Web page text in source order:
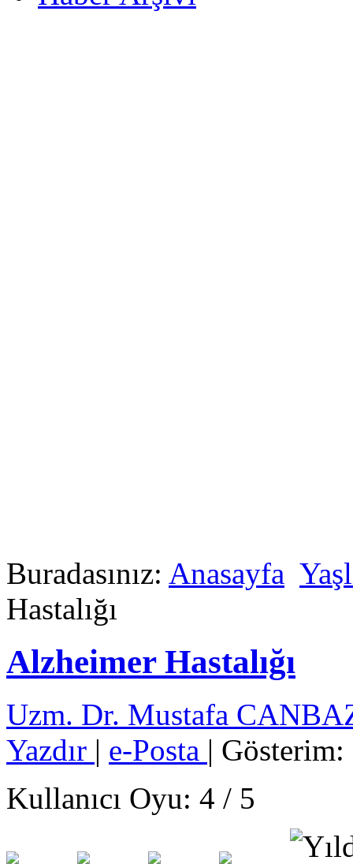
Buradasınız: Anasayfa
Hastalığı
Alzheimer Hastalığı
Uzm. Dr. Mustafa
Yazdır | e-Posta |
Kullanıcı Oyu: 4 / 5